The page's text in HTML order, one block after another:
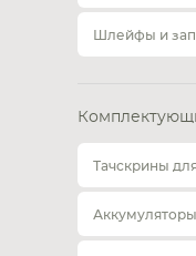
Шлейфы и
Тачскрины